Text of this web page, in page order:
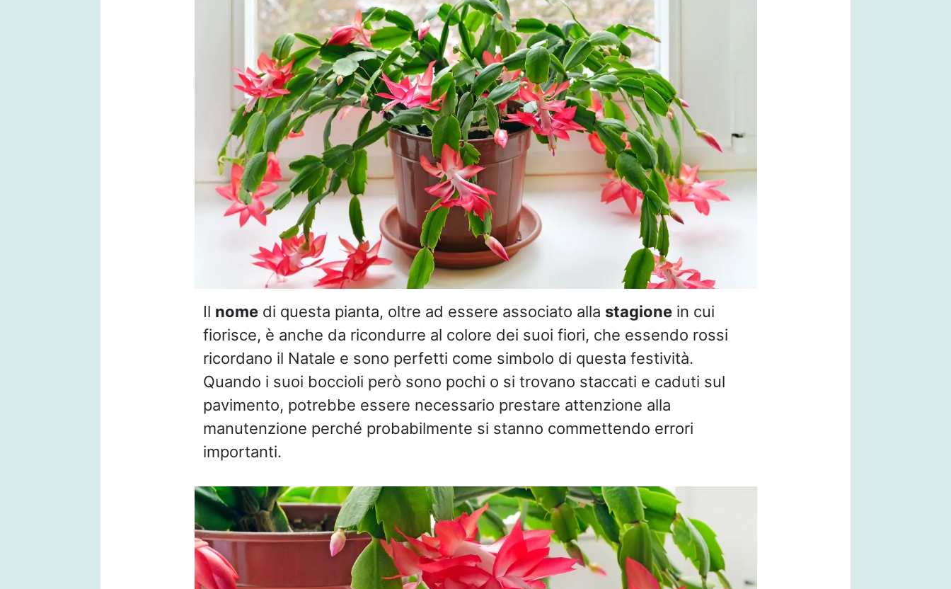
Il nomedi questa pianta, oltre ad essere associato alla stagionein cui
fiorisce, è anche da ricondurre al colore dei suoi fiori, che essendo rossi
ricordano il Natale e sono perfetti come simbolo di questa festività.
Quando i suoi boccioli però sono pochi o si trovano staccati e caduti sul
pavimento, potrebbe essere necessario prestare attenzione alla
manutenzione perché probabilmente si stanno commettendo errori
importanti.